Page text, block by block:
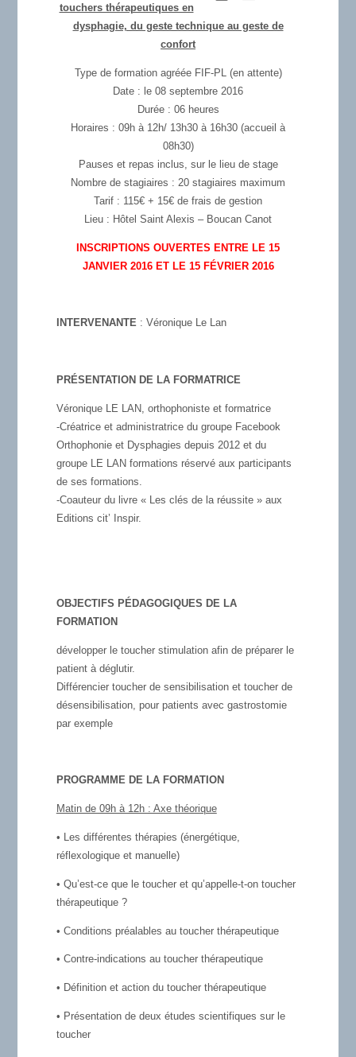
touchers thérapeutiques en
dysphagie, du geste technique au geste de
confort
Type de formation agréée FIF-PL (en attente)
Date : le 08 septembre 2016
Durée : 06 heures
Horaires : 09h à 12h/ 13h30 à 16h30 (accueil à
08h30)
Pauses et repas inclus, sur le lieu de stage
Nombre de stagiaires : 20 stagiaires maximum
Tarif : 115€ + 15€ de frais de gestion
Lieu : Hôtel Saint Alexis – Boucan Canot
INSCRIPTIONS OUVERTES ENTRE LE 15
JANVIER 2016 ET LE 15 FÉVRIER 2016
INTERVENANTE: Véronique Le Lan
PRÉSENTATION DE LA FORMATRICE
Véronique LE LAN, orthophoniste et formatrice
-Créatrice et administratrice du groupe Facebook
Orthophonie et Dysphagies depuis 2012 et du
groupe LE LAN formations réservé aux participants
de ses formations.
-Coauteur du livre « Les clés de la réussite » aux
Editions cit’ Inspir.
OBJECTIFS PÉDAGOGIQUES DE LA
FORMATION
développer le toucher stimulation afin de préparer le
patient à déglutir.
Différencier toucher de sensibilisation et toucher de
désensibilisation, pour patients avec gastrostomie
par exemple
PROGRAMME DE LA FORMATION
Matin de 09h à 12h : Axe théorique
• Les différentes thérapies (énergétique,
réflexologique et manuelle)
• Qu’est-ce que le toucher et qu’appelle-t-on toucher
thérapeutique ?
• Conditions préalables au toucher thérapeutique
• Contre-indications au toucher thérapeutique
• Définition et action du toucher thérapeutique
• Présentation de deux études scientifiques sur le
toucher